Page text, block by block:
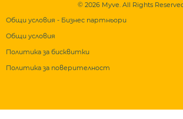
© 2026 Myve. All Rights
Общи условия - Бизнес партньори
Общи условия
Политика за бисквитки
Политика за поверителност